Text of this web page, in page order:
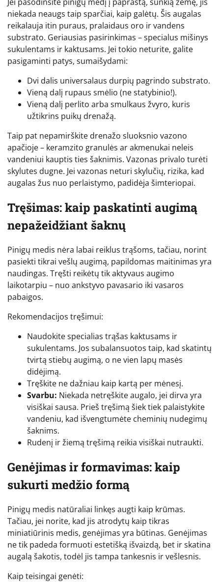
niekada neaugs taip sparčiai, kaip galėtų. Šis augalas
reikalauja itin puraus, pralaidaus oro ir vandens
substrato. Geriausias pasirinkimas – specialus mišinys
sukulentams ir kaktusams. Jei tokio neturite, galite
pasigaminti patys, sumaišydami:
Dvi dalis universalaus durpių pagrindo substrato.
Vieną dalį rupaus smėlio (ne statybinio!).
Vieną dalį perlito arba smulkaus žvyro, kuris
užtikrins puikų drenažą.
Taip pat nepamirškite drenažo sluoksnio vazono
apačioje – keramzito granulės ar akmenukai neleis
vandeniui kauptis ties šaknimis. Vazonas privalo turėti
skylutes dugne. Jei vazonas neturi skylučių, rizika, kad
augalas žus nuo perlaistymo, padidėja šimteriopai.
Tręšimas: kaip paskatinti augimą
nepažeidžiant šaknų
Pinigų medis nėra labai reiklus trąšoms, tačiau, norint
pasiekti tikrai vešlų augimą, papildomas maitinimas yra
naudingas. Tręšti reikėtų tik aktyvaus augimo
laikotarpiu – nuo ankstyvo pavasario iki vasaros
pabaigos.
Rekomendacijos tręšimui:
Naudokite specialias trąšas kaktusams ir
sukulentams. Jos subalansuotos taip, kad skatintų
tvirtą stiebų augimą, o ne vien lapų masės
didėjimą.
Tręškite ne dažniau kaip kartą per mėnesį.
Svarbu: Niekada netręškite augalo, jei dirva yra
visiškai sausa. Prieš tręšimą šiek tiek palaistykite
vandeniu, kad išvengtumėte cheminių nudegimų
šaknims.
Rudenį ir žiemą tręšimą reikia visiškai nutraukti.
Genėjimas ir formavimas: kaip
sukurti medžio formą
Pinigų medis natūraliai linkęs augti kaip krūmas.
Tačiau, jei norite, kad jis atrodytų kaip tikras
miniatiūrinis medis, genėjimas yra būtinas. Genėjimas
ne tik padeda formuoti estetišką išvaizdą, bet ir skatina
augalą šakotis, todėl jis tampa tankesnis ir vešlesnis.
Kaip teisingai genėti: